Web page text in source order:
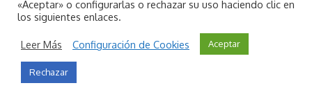
«Aceptar» o configurarlas o rechazar su uso haciendo clic en
los siguientes enlaces.
Leer Más Configuración de Cookies Aceptar
Rechazar